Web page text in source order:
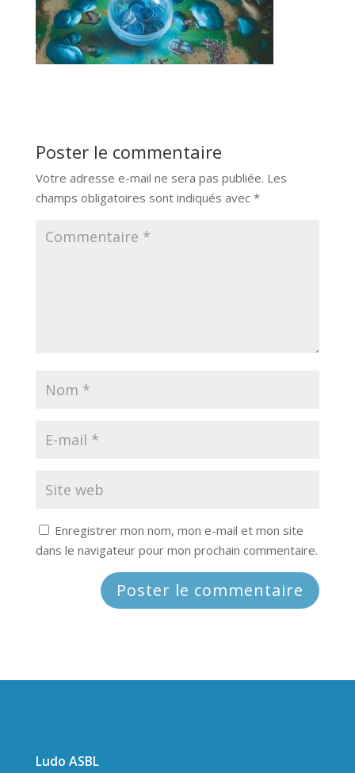
Poster le commentaire
Votre adresse e-mail ne sera pas publiée. Les
champs obligatoires sont indiqués avec *
Enregistrer mon nom, mon e-mail et mon site
dans le navigateur pour mon prochain commentaire.
Ludo ASBL